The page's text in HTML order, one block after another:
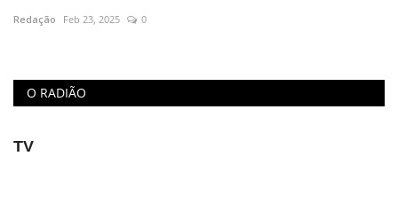
Saúde
Language
Redação Feb 23, 2025 0
O RADIÃO
TV